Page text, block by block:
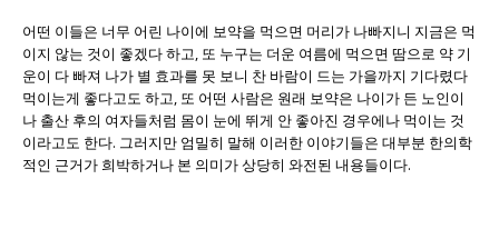
어떤 이들은 너무 어린 나이에 보약을 먹으면 머리가 나빠지니 지금은 먹
이지 않는 것이 좋겠다 하고, 또 누구는 더운 여름에 먹으면 땀으로 약 기
운이 다 빠져 나가 별 효과를 못 보니 찬 바람이 드는 가을까지 기다렸다
먹이는게 좋다고도 하고, 또 어떤 사람은 원래 보약은 나이가 든 노인이
나 출산 후의 여자들처럼 몸이 눈에 뛰게 안 좋아진 경우에나 먹이는 것
이라고도 한다. 그러지만 엄밀히 말해 이러한 이야기들은 대부분 한의학
적인 근거가 희박하거나 본 의미가 상당히 와전된 내용들이다.